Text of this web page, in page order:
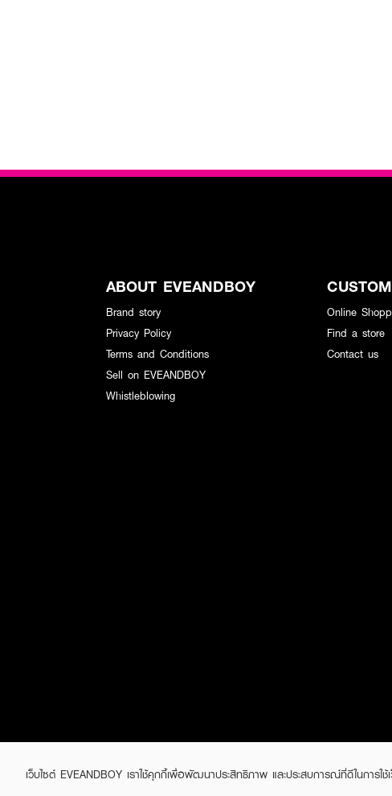
เว็บไซต์ EVEANDBOY เราใช้คุกกี้เพื่อพัฒนาประสิทธิภาพ และประสบการณ์ที่ดีในการ
ABOUT EVEANDBOY
Brand story
Privacy Policy
Terms and Conditions
Sell on EVEANDBOY
Whistleblowing
Online
Find a store
Contact us